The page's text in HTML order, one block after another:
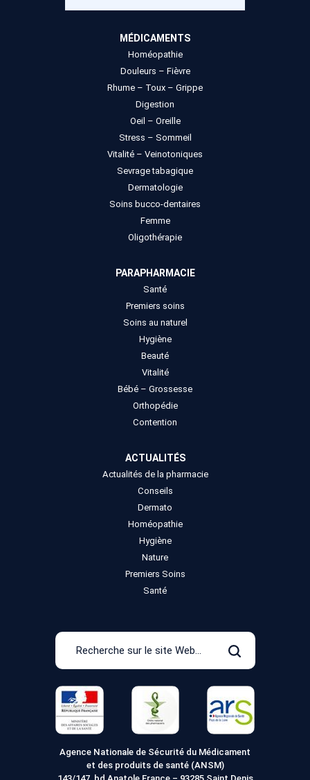
MÉDICAMENTS
Homéopathie
Douleurs – Fièvre
Rhume – Toux – Grippe
Digestion
Oeil – Oreille
Stress – Sommeil
Vitalité – Veinotoniques
Sevrage tabagique
Dermatologie
Soins bucco-dentaires
Femme
Oligothérapie
PARAPHARMACIE
Santé
Premiers soins
Soins au naturel
Hygiène
Beauté
Vitalité
Bébé – Grossesse
Orthopédie
Contention
ACTUALITÉS
Actualités de la pharmacie
Conseils
Dermato
Homéopathie
Hygiène
Nature
Premiers Soins
Santé
Recherche
le
site
Web
Rechercher
Agence Nationale de Sécurité du Médicament
et des produits de santé (ANSM)